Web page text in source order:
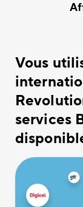
Vous
services